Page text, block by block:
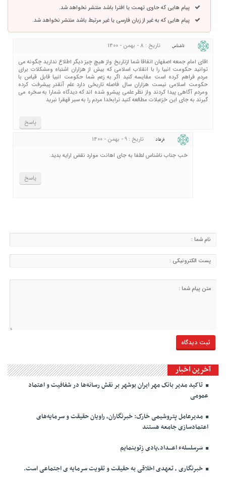
پیام هایی که حاوی تهمت یا افترا باشد منتشر نخواهد شد.
پیام هایی که به غیر از زبان فارسی یا غیر مرتبط باشد منتشر نخواهد شد.
ناشناس
تاریخ : 8 - بهمن - 1400
اقای امام جمعه اصفهان اتفاقا شما ازتاریخ واز هیچ چیز دیگر اطلاع ندارید چگونه می
توانید حکومت انبیا را با انقلاب اسلامی که بیش از هزاران اشتباه ومشکلات برای
مردم فراهم کرده است مقایسه کنید اگر به زعم شما حکومت انبیا قابل قیاس با
حکومت اسلامی نیست هزاران سال فاصله تاریخی دارد علم آنقدر پیشرفت کرده
ومردم آگاهی پیدا کردند واز نظر علمی پیشرو شده اند که دیدگاه شمارا به سخره می
گیرند به جای این خزعبلات مطالعه کنید ترابخدا مردم را به سیر قهقرا نبرید
پاسخ
فرهاد
تاریخ : 9 - بهمن - 1400
خب جناب ناشناس لطفا به جای اهانت موارد نقض ارایه بدید.
پاسخ
آخرین اخبار
تاکید مدیر بانک مهر ایران بوشهر بر نقش رسانه‌ها در شفافیت و اعتماد
عمومی
مدیرعامل پتروشیمی خارک: خبرنگاران، راویان حقیقت و سرمایه‌های
اعتمادسازی جامعه هستند
سَرسلسلهء اعـــداد،یادی زِتوبنمایم
خبرنگاری ، تعهدی اخلاقی به حقیقت و تقویت سرمایه ی اجتماعی است.